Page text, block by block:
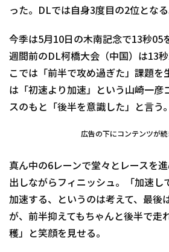
った。DLでは自身3度目の2位となる
今季は5月10日の木南記念で13秒05
週間前のDL柯橋大会（中国）は13
こでは「前半で攻め過ぎた」課題を
は「初速より加速」という山崎一彦
スのもと「後半を意識した」と言う。
広告の下にコンテンツが
真ん中の6レーンで堂々とレースを
出しながらフィニッシュ。「加速し
加速する、というのは考えて、最後
が、前半抑えてもちゃんと後半で走
穫」と笑顔を見せる。